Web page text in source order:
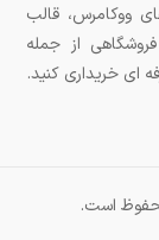
ووکامرس، قالب
از جمله
است.